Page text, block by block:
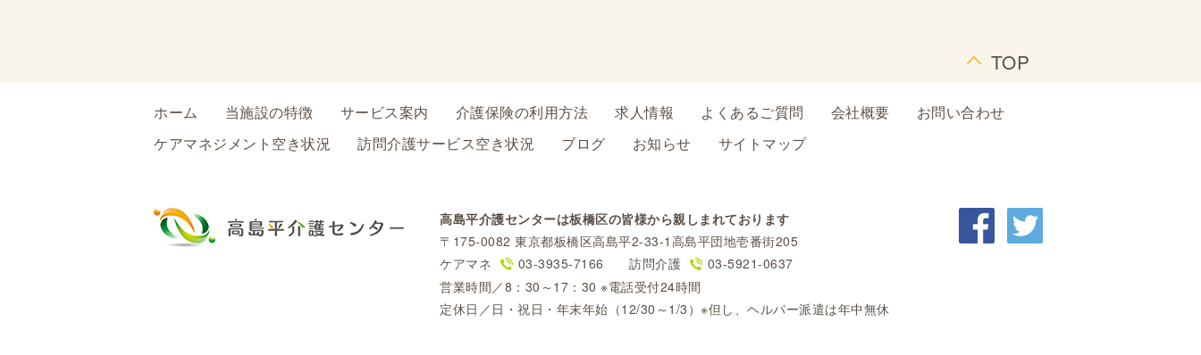
TOP
ホーム 当施設の特徴 サービス案内 介護保険の利用方法 求人情報 よくあるご質問 会社概要
お問い合わせ
ケアマネジメント空き状況
訪問介護サービス空き状況 ブログ お知らせ サイトマップ
高島平介護センターは板橋区の皆様から親しまれております
〒175-0082 東京都板橋区高島平2-33-1高島平団地壱番街205
ケアマネ
03-3935-7166 訪問介護
03-5921-0637
営業時間／8：30～17：30 ※電話受付24時間
定休日／日・祝日・年末年始（12/30～1/3）※但し、ヘルパー派遣は年中無休